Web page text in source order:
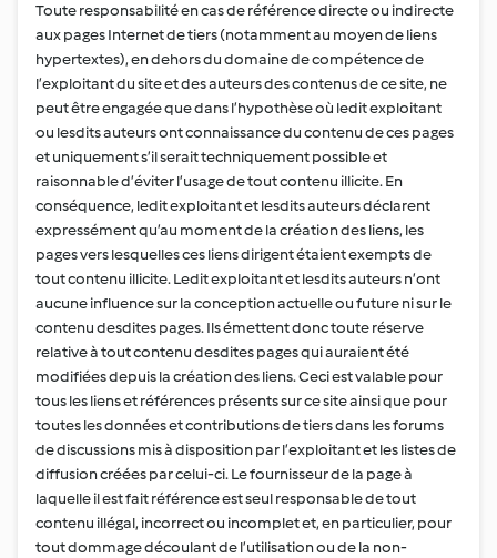
Toute responsabilité en cas de référence directe ou indirecte
aux pages Internet de tiers (notamment au moyen de liens
hypertextes), en dehors du domaine de compétence de
l’exploitant du site et des auteurs des contenus de ce site, ne
peut être engagée que dans l’hypothèse où ledit exploitant
ou lesdits auteurs ont connaissance du contenu de ces pages
et uniquement s’il serait techniquement possible et
raisonnable d’éviter l’usage de tout contenu illicite. En
conséquence, ledit exploitant et lesdits auteurs déclarent
expressément qu’au moment de la création des liens, les
pages vers lesquelles ces liens dirigent étaient exempts de
tout contenu illicite. Ledit exploitant et lesdits auteurs n’ont
aucune influence sur la conception actuelle ou future ni sur le
contenu desdites pages. Ils émettent donc toute réserve
relative à tout contenu desdites pages qui auraient été
modifiées depuis la création des liens. Ceci est valable pour
tous les liens et références présents sur ce site ainsi que pour
toutes les données et contributions de tiers dans les forums
de discussions mis à disposition par l’exploitant et les listes de
diffusion créées par celui-ci. Le fournisseur de la page à
laquelle il est fait référence est seul responsable de tout
contenu illégal, incorrect ou incomplet et, en particulier, pour
tout dommage découlant de l’utilisation ou de la non-